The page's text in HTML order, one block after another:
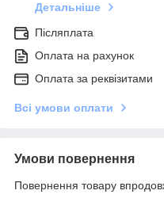
Детальніше
Післяплата
Оплата на рахунок
Оплата за реквізитами
Всі умови оплати
Умови повернення
Повернення товару